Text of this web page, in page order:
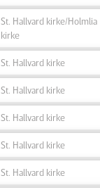
St. Hallvard kirke/Holmlia
kirke
St. Hallvard kirke
St. Hallvard kirke
St. Hallvard kirke
St. Hallvard kirke
St. Hallvard kirke